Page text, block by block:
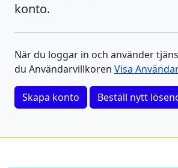
konto.
När du loggar in och använder
du Användarvillkoren Visa
Skapa konto Beställ nytt